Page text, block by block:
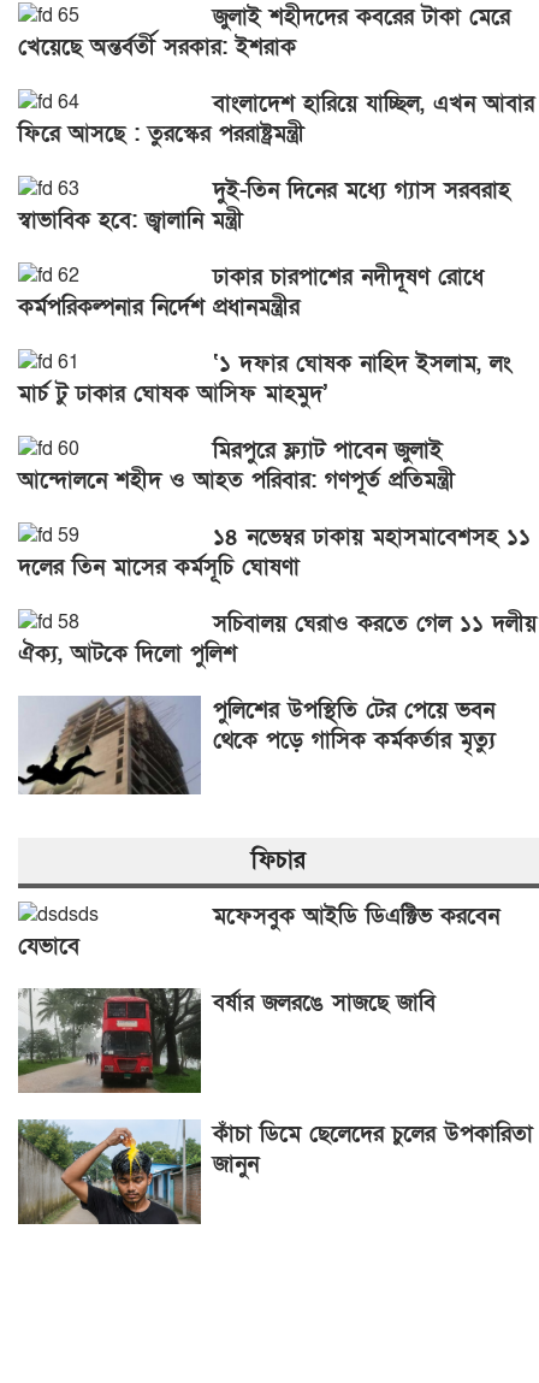
জুলাই শহীদদের কবরের টাকা মেরে
খেয়েছে অন্তর্বর্তী সরকার: ইশরাক
বাংলাদেশ হারিয়ে যাচ্ছিল, এখন আবার
ফিরে আসছে : তুরস্কের পররাষ্ট্রমন্ত্রী
দুই-তিন দিনের মধ্যে গ্যাস সরবরাহ
স্বাভাবিক হবে: জ্বালানি মন্ত্রী
ঢাকার চারপাশের নদীদূষণ রোধে
কর্মপরিকল্পনার নির্দেশ প্রধানমন্ত্রীর
‘১ দফার ঘোষক নাহিদ ইসলাম, লং
মার্চ টু ঢাকার ঘোষক আসিফ মাহমুদ’
মিরপুরে ফ্ল্যাট পাবেন জুলাই
আন্দোলনে শহীদ ও আহত পরিবার: গণপূর্ত প্রতিমন্ত্রী
১৪ নভেম্বর ঢাকায় মহাসমাবেশসহ ১১
দলের তিন মাসের কর্মসূচি ঘোষণা
সচিবালয় ঘেরাও করতে গেল ১১ দলীয়
ঐক্য, আটকে দিলো পুলিশ
পুলিশের উপস্থিতি টের পেয়ে ভবন
থেকে পড়ে গাসিক কর্মকর্তার মৃত্যু
ফিচার
মফেসবুক আইডি ডিএক্টিভ করবেন
যেভাবে
বর্ষার জলরঙে সাজছে জাবি
কাঁচা ডিমে ছেলেদের চুলের উপকারিতা
জানুন